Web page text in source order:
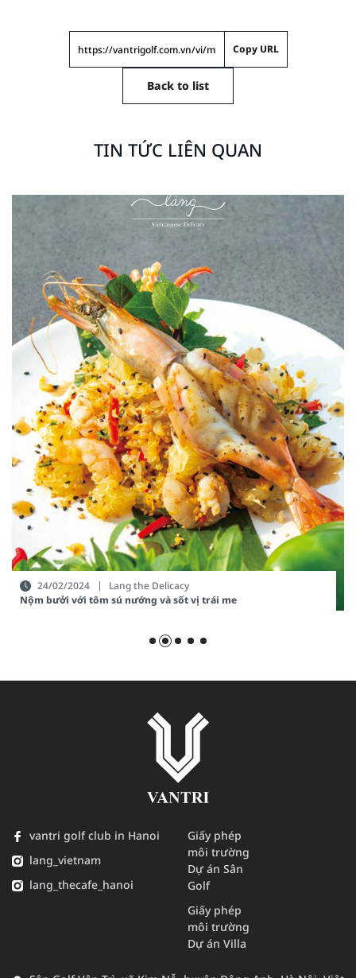
Copy URL
Back to list
TIN TỨC LIÊN QUAN
24/02/2024
Lang the Delicacy
Nộm bưởi với tôm sú nướng và sốt vị trái me
vantri golf club in Hanoi
lang_vietnam
lang_thecafe_hanoi
Giấy phép
môi trường
Dự án Sân
Golf
Giấy phép
môi trường
Dự án Villa